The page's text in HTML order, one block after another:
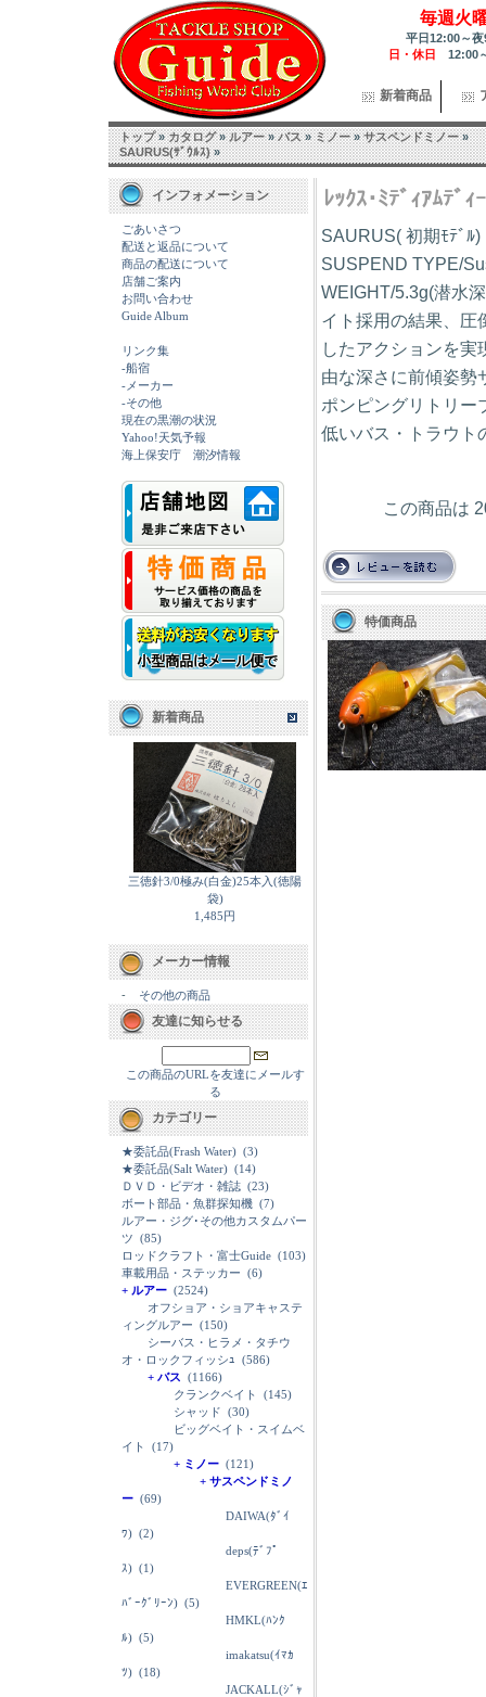
毎週火
平日12:00～
日・休日 12:00
新着商品
トップ»カタログ»ルアー»バス»ミノー»サスペンドミノー»
SAURUS(ｻﾞｳﾙｽ)»
インフォメーション
ごあいさつ
配送と返品について
商品の配送について
店舗ご案内
お問い合わせ
Guide Album
リンク集
-船宿
-メーカー
-その他
現在の黒潮の状況
Yahoo!天気予報
海上保安庁 潮汐情報
新着商品
三徳針3/0極み(白金)25本入(徳陽
袋)
1,485円
メーカー情報
- その他の商品
友達に知らせる
この商品のURLを友達にメールす
る
カテゴリー
★委託品(Frash Water) (3)
★委託品(Salt Water) (14)
ＤＶＤ・ビデオ・雑誌 (23)
ボート部品・魚群探知機 (7)
ルアー・ジグ･その他カスタムパー
ツ (85)
ロッドクラフト・富士Guide (103)
車載用品・ステッカー (6)
+ ルアー (2524)
オフショア・ショアキャステ
ィングルアー (150)
シーバス・ヒラメ・タチウ
オ・ロックフィッシｭ (586)
+ バス (1166)
クランクベイト
(145)
シャッド (30)
ビッグベイト・スイムベ
イト
(17)
+ ミノー (121)
+ サスペンドミノ
ー (69)
DAIWA(ﾀﾞｲ
ﾜ) (2)
deps(ﾃﾞﾌﾟ
ｽ) (1)
EVERGREEN(ｴ
ﾊﾞｰｸﾞﾘｰﾝ) (5)
HMKL(ﾊﾝｸ
ﾙ) (5)
imakatsu(ｲﾏｶ
ﾂ) (18)
JACKALL(ｼﾞｬ
ﾚｯｸｽ･ﾐﾃﾞｨｱﾑﾃﾞ
SAURUS( 初期ﾓﾃﾞﾙ
SUSPEND TYPE/
WEIGHT/5.3g(潜水
イト採用の結果、圧
したアクションを実
由な深さに前傾姿勢
ポンピングリトリー
低いバス・トラウト
この商品は
特価商品